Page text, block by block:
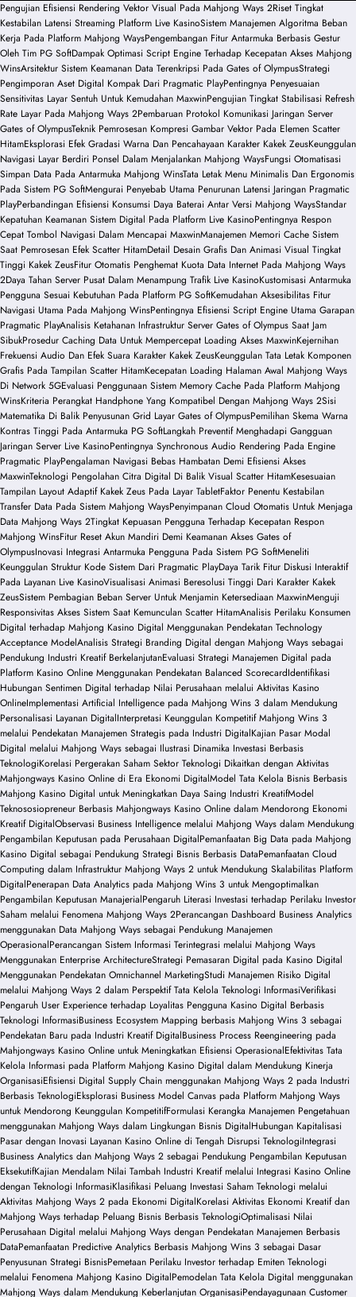
Pengujian Efisiensi Rendering Vektor Visual Pada Mahjong Ways 2Riset Tingkat
Kestabilan Latensi Streaming Platform Live KasinoSistem Manajemen Algoritma Beban
Kerja Pada Platform Mahjong WaysPengembangan Fitur Antarmuka Berbasis Gestur
Oleh Tim PG SoftDampak Optimasi Script Engine Terhadap Kecepatan Akses Mahjong
WinsArsitektur Sistem Keamanan Data Terenkripsi Pada Gates of OlympusStrategi
Pengimporan Aset Digital Kompak Dari Pragmatic PlayPentingnya Penyesuaian
Sensitivitas Layar Sentuh Untuk Kemudahan MaxwinPengujian Tingkat Stabilisasi Refresh
Rate Layar Pada Mahjong Ways 2Pembaruan Protokol Komunikasi Jaringan Server
Gates of OlympusTeknik Pemrosesan Kompresi Gambar Vektor Pada Elemen Scatter
HitamEksplorasi Efek Gradasi Warna Dan Pencahayaan Karakter Kakek ZeusKeunggulan
Navigasi Layar Berdiri Ponsel Dalam Menjalankan Mahjong WaysFungsi Otomatisasi
Simpan Data Pada Antarmuka Mahjong WinsTata Letak Menu Minimalis Dan Ergonomis
Pada Sistem PG SoftMengurai Penyebab Utama Penurunan Latensi Jaringan Pragmatic
PlayPerbandingan Efisiensi Konsumsi Daya Baterai Antar Versi Mahjong WaysStandar
Kepatuhan Keamanan Sistem Digital Pada Platform Live KasinoPentingnya Respon
Cepat Tombol Navigasi Dalam Mencapai MaxwinManajemen Memori Cache Sistem
Saat Pemrosesan Efek Scatter HitamDetail Desain Grafis Dan Animasi Visual Tingkat
Tinggi Kakek ZeusFitur Otomatis Penghemat Kuota Data Internet Pada Mahjong Ways
2Daya Tahan Server Pusat Dalam Menampung Trafik Live KasinoKustomisasi Antarmuka
Pengguna Sesuai Kebutuhan Pada Platform PG SoftKemudahan Aksesibilitas Fitur
Navigasi Utama Pada Mahjong WinsPentingnya Efisiensi Script Engine Utama Garapan
Pragmatic PlayAnalisis Ketahanan Infrastruktur Server Gates of Olympus Saat Jam
SibukProsedur Caching Data Untuk Mempercepat Loading Akses MaxwinKejernihan
Frekuensi Audio Dan Efek Suara Karakter Kakek ZeusKeunggulan Tata Letak Komponen
Grafis Pada Tampilan Scatter HitamKecepatan Loading Halaman Awal Mahjong Ways
Di Network 5GEvaluasi Penggunaan Sistem Memory Cache Pada Platform Mahjong
WinsKriteria Perangkat Handphone Yang Kompatibel Dengan Mahjong Ways 2Sisi
Matematika Di Balik Penyusunan Grid Layar Gates of OlympusPemilihan Skema Warna
Kontras Tinggi Pada Antarmuka PG SoftLangkah Preventif Menghadapi Gangguan
Jaringan Server Live KasinoPentingnya Synchronous Audio Rendering Pada Engine
Pragmatic PlayPengalaman Navigasi Bebas Hambatan Demi Efisiensi Akses
MaxwinTeknologi Pengolahan Citra Digital Di Balik Visual Scatter HitamKesesuaian
Tampilan Layout Adaptif Kakek Zeus Pada Layar TabletFaktor Penentu Kestabilan
Transfer Data Pada Sistem Mahjong WaysPenyimpanan Cloud Otomatis Untuk Menjaga
Data Mahjong Ways 2Tingkat Kepuasan Pengguna Terhadap Kecepatan Respon
Mahjong WinsFitur Reset Akun Mandiri Demi Keamanan Akses Gates of
OlympusInovasi Integrasi Antarmuka Pengguna Pada Sistem PG SoftMeneliti
Keunggulan Struktur Kode Sistem Dari Pragmatic PlayDaya Tarik Fitur Diskusi Interaktif
Pada Layanan Live KasinoVisualisasi Animasi Beresolusi Tinggi Dari Karakter Kakek
ZeusSistem Pembagian Beban Server Untuk Menjamin Ketersediaan MaxwinMenguji
Responsivitas Akses Sistem Saat Kemunculan Scatter HitamAnalisis Perilaku Konsumen
Digital terhadap Mahjong Kasino Digital Menggunakan Pendekatan Technology
Acceptance ModelAnalisis Strategi Branding Digital dengan Mahjong Ways sebagai
Pendukung Industri Kreatif BerkelanjutanEvaluasi Strategi Manajemen Digital pada
Platform Kasino Online Menggunakan Pendekatan Balanced ScorecardIdentifikasi
Hubungan Sentimen Digital terhadap Nilai Perusahaan melalui Aktivitas Kasino
OnlineImplementasi Artificial Intelligence pada Mahjong Wins 3 dalam Mendukung
Personalisasi Layanan DigitalInterpretasi Keunggulan Kompetitif Mahjong Wins 3
melalui Pendekatan Manajemen Strategis pada Industri DigitalKajian Pasar Modal
Digital melalui Mahjong Ways sebagai Ilustrasi Dinamika Investasi Berbasis
TeknologiKorelasi Pergerakan Saham Sektor Teknologi Dikaitkan dengan Aktivitas
Mahjongways Kasino Online di Era Ekonomi DigitalModel Tata Kelola Bisnis Berbasis
Mahjong Kasino Digital untuk Meningkatkan Daya Saing Industri KreatifModel
Teknososiopreneur Berbasis Mahjongways Kasino Online dalam Mendorong Ekonomi
Kreatif DigitalObservasi Business Intelligence melalui Mahjong Ways dalam Mendukung
Pengambilan Keputusan pada Perusahaan DigitalPemanfaatan Big Data pada Mahjong
Kasino Digital sebagai Pendukung Strategi Bisnis Berbasis DataPemanfaatan Cloud
Computing dalam Infrastruktur Mahjong Ways 2 untuk Mendukung Skalabilitas Platform
DigitalPenerapan Data Analytics pada Mahjong Wins 3 untuk Mengoptimalkan
Pengambilan Keputusan ManajerialPengaruh Literasi Investasi terhadap Perilaku Investor
Saham melalui Fenomena Mahjong Ways 2Perancangan Dashboard Business Analytics
menggunakan Data Mahjong Ways sebagai Pendukung Manajemen
OperasionalPerancangan Sistem Informasi Terintegrasi melalui Mahjong Ways
Menggunakan Enterprise ArchitectureStrategi Pemasaran Digital pada Kasino Digital
Menggunakan Pendekatan Omnichannel MarketingStudi Manajemen Risiko Digital
melalui Mahjong Ways 2 dalam Perspektif Tata Kelola Teknologi InformasiVerifikasi
Pengaruh User Experience terhadap Loyalitas Pengguna Kasino Digital Berbasis
Teknologi InformasiBusiness Ecosystem Mapping berbasis Mahjong Wins 3 sebagai
Pendekatan Baru pada Industri Kreatif DigitalBusiness Process Reengineering pada
Mahjongways Kasino Online untuk Meningkatkan Efisiensi OperasionalEfektivitas Tata
Kelola Informasi pada Platform Mahjong Kasino Digital dalam Mendukung Kinerja
OrganisasiEfisiensi Digital Supply Chain menggunakan Mahjong Ways 2 pada Industri
Berbasis TeknologiEksplorasi Business Model Canvas pada Platform Mahjong Ways
untuk Mendorong Keunggulan KompetitifFormulasi Kerangka Manajemen Pengetahuan
menggunakan Mahjong Ways dalam Lingkungan Bisnis DigitalHubungan Kapitalisasi
Pasar dengan Inovasi Layanan Kasino Online di Tengah Disrupsi TeknologiIntegrasi
Business Analytics dan Mahjong Ways 2 sebagai Pendukung Pengambilan Keputusan
EksekutifKajian Mendalam Nilai Tambah Industri Kreatif melalui Integrasi Kasino Online
dengan Teknologi InformasiKlasifikasi Peluang Investasi Saham Teknologi melalui
Aktivitas Mahjong Ways 2 pada Ekonomi DigitalKorelasi Aktivitas Ekonomi Kreatif dan
Mahjong Ways terhadap Peluang Bisnis Berbasis TeknologiOptimalisasi Nilai
Perusahaan Digital melalui Mahjong Ways dengan Pendekatan Manajemen Berbasis
DataPemanfaatan Predictive Analytics Berbasis Mahjong Wins 3 sebagai Dasar
Penyusunan Strategi BisnisPemetaan Perilaku Investor terhadap Emiten Teknologi
melalui Fenomena Mahjong Kasino DigitalPemodelan Tata Kelola Digital menggunakan
Mahjong Ways dalam Mendukung Keberlanjutan OrganisasiPendayagunaan Customer